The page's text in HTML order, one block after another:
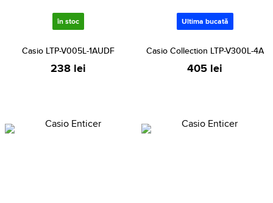
în stoc
Casio LTP-V005L-1AUDF
238 lei
Ultima bucată
Casio Collection LTP-V300L-4A
405 lei